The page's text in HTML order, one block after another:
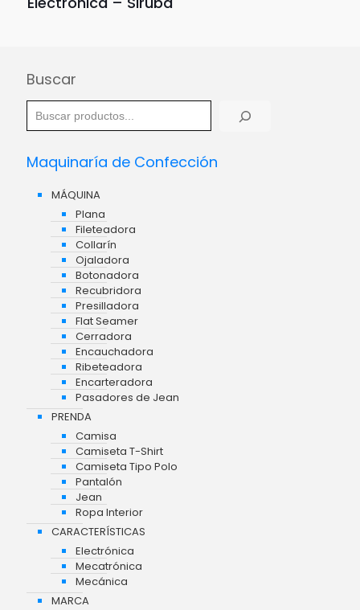
Buscar
Maquinaría de Confección
MÁQUINA
Plana
Fileteadora
Collarín
Ojaladora
Botonadora
Recubridora
Presilladora
Flat Seamer
Cerradora
Encauchadora
Ribeteadora
Encarteradora
Pasadores de Jean
PRENDA
Camisa
Camiseta T-Shirt
Camiseta Tipo Polo
Pantalón
Jean
Ropa Interior
CARACTERÍSTICAS
Electrónica
Mecatrónica
Mecánica
MARCA